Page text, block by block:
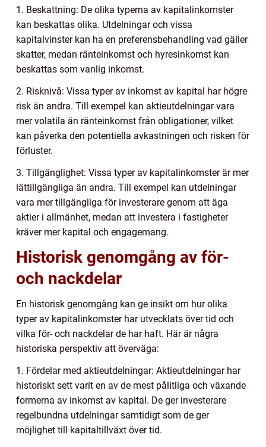
1. Beskattning: De olika typerna av kapitalinkomster
kan beskattas olika. Utdelningar och vissa
kapitalvinster kan ha en preferensbehandling vad gäller
skatter, medan ränteinkomst och hyresinkomst kan
beskattas som vanlig inkomst.
2. Risknivå: Vissa typer av inkomst av kapital har högre
risk än andra. Till exempel kan aktieutdelningar vara
mer volatila än ränteinkomst från obligationer, vilket
kan påverka den potentiella avkastningen och risken för
förluster.
3. Tillgänglighet: Vissa typer av kapitalinkomster är mer
lättillgängliga än andra. Till exempel kan utdelningar
vara mer tillgängliga för investerare genom att äga
aktier i allmänhet, medan att investera i fastigheter
kräver mer kapital och engagemang.
Historisk genomgång av för-
och nackdelar
En historisk genomgång kan ge insikt om hur olika
typer av kapitalinkomster har utvecklats över tid och
vilka för- och nackdelar de har haft. Här är några
historiska perspektiv att överväga:
1. Fördelar med aktieutdelningar: Aktieutdelningar har
historiskt sett varit en av de mest pålitliga och växande
formerna av inkomst av kapital. De ger investerare
regelbundna utdelningar samtidigt som de ger
möjlighet till kapitaltillväxt över tid.